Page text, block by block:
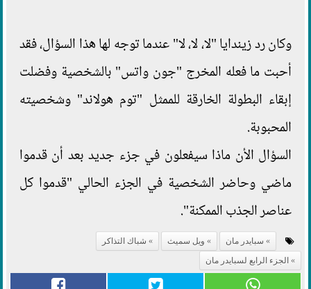
وكان رد زيندايا "لا، لا، لا" عندما توجه لها هذا السؤال، فقد
أحبت ما فعله المخرج "جون واتس" بالشخصية وفضلت
إبقاء البطولة الخارقة للممثل "توم هولاند" وشخصيته
المحبوبة.
السؤال الأن ماذا سيفعلون في جزء جديد بعد أن قدموا
ماضي وحاضر الشخصية في الجزء الحالي "قدموا كل
عناصر الجذب الممكنة".
سبايدر مان ويل سميث
شباك التذاكر
الجزء الرابع لسبايدر مان